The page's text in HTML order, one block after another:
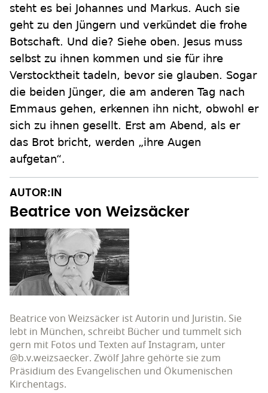
steht es bei Johannes und Markus. Auch sie
geht zu den Jüngern und verkündet die frohe
Botschaft. Und die? Siehe oben. Jesus muss
selbst zu ihnen kommen und sie für ihre
Verstocktheit tadeln, bevor sie glauben. Sogar
die beiden Jünger, die am anderen Tag nach
Emmaus gehen, erkennen ihn nicht, obwohl er
sich zu ihnen gesellt. Erst am Abend, als er
das Brot bricht, werden „ihre Augen
aufgetan“.
AUTOR:IN
Beatrice von Weizsäcker
Beatrice von Weizsäcker ist Autorin und Juristin. Sie
lebt in München, schreibt Bücher und tummelt sich
gern mit Fotos und Texten auf Instagram, unter
@b.v.weizsaecker. Zwölf Jahre gehörte sie zum
Präsidium des Evangelischen und Ökumenischen
Kirchentags.